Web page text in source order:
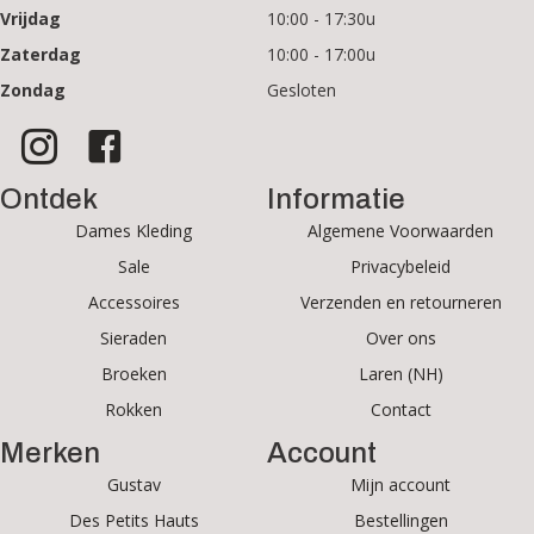
Vrijdag
10:00 - 17:30u
Zaterdag
10:00 - 17:00u
Zondag
Gesloten
Ontdek
Dames Kleding
Sale
Accessoires
Sieraden
Broeken
Rokken
Merken
Gustav
Des Petits Hauts
Informatie
Algemene Voorwaarden
Privacybeleid
Verzenden en retourneren
Over ons
Laren (NH)
Contact
Account
Mijn account
Bestellingen